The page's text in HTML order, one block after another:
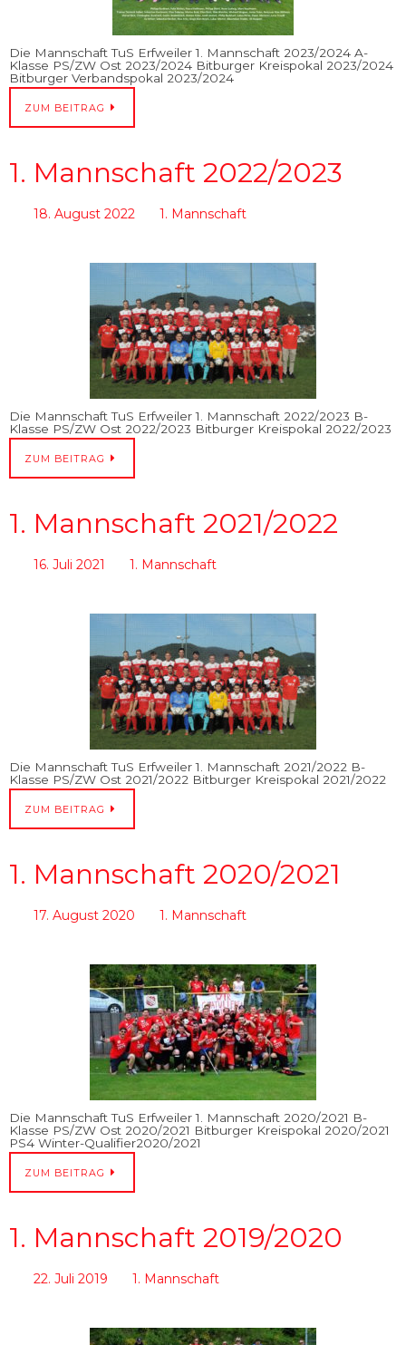
Die Mannschaft TuS Erfweiler 1. Mannschaft 2023/2024 A-
Klasse PS/ZW Ost 2023/2024 Bitburger Kreispokal 2023/2024
Bitburger Verbandspokal 2023/2024
ZUM BEITRAG
1. Mannschaft 2022/2023
18. August 2022 1. Mannschaft
Die Mannschaft TuS Erfweiler 1. Mannschaft 2022/2023 B-
Klasse PS/ZW Ost 2022/2023 Bitburger Kreispokal 2022/2023
ZUM BEITRAG
1. Mannschaft 2021/2022
16. Juli 2021 1. Mannschaft
Die Mannschaft TuS Erfweiler 1. Mannschaft 2021/2022 B-
Klasse PS/ZW Ost 2021/2022 Bitburger Kreispokal 2021/2022
ZUM BEITRAG
1. Mannschaft 2020/2021
17. August 2020 1. Mannschaft
Die Mannschaft TuS Erfweiler 1. Mannschaft 2020/2021 B-
Klasse PS/ZW Ost 2020/2021 Bitburger Kreispokal 2020/2021
PS4 Winter-Qualifier2020/2021
ZUM BEITRAG
1. Mannschaft 2019/2020
22. Juli 2019 1. Mannschaft